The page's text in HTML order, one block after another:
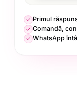
Primul
Comandă,
WhatsApp